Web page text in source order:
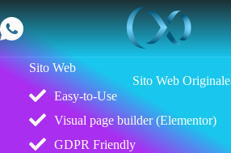
Sito Web
Sito Web Originale
Easy-to-Use
Visual page builder (Elementor)
GDPR Friendly